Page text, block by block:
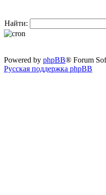
Найти:
Powered by phpBB® Forum
Русская поддержка phpBB